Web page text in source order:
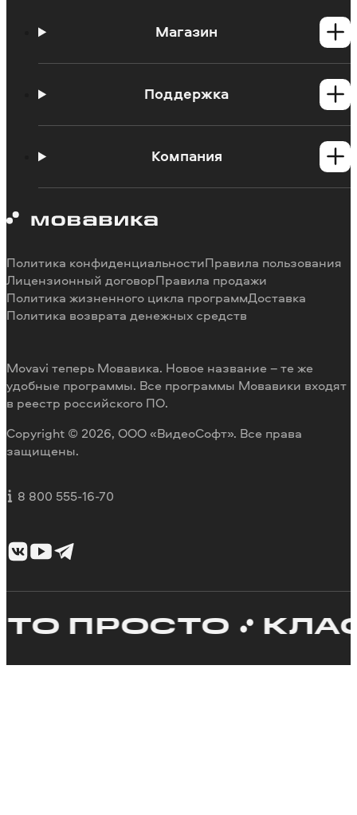
Магазин
Программы для MacПоддержка
Инструкции
Системные требования программ
Способы оплаты
Возврат средств
Компания
Работа в Мовавике
Отзывы пользователей
Разработка видеоредактора под заказ
Movavi теперь Мовавика. Новое название – те же
удобные программы. Все программы Мовавики входят
в реестр российского ПО.
Copyright © 2026, ООО «ВидеоСофт». Все права
защищены.
8 800 555-16-70
Политика конфиденциальностиПравила пользования
Лицензионный договорПравила продажи
Политика жизненного цикла программДоставка
Политика возврата денежных средств